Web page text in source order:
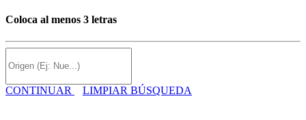
Coloca al menos 3 letras
CONTINUAR LIMPIAR BÚSQUEDA